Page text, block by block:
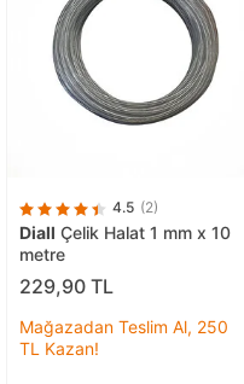
4.5 (2)
Diall Çelik Halat 1 mm x 10
metre
229,90 TL
Mağazadan Teslim Al, 250
TL Kazan!